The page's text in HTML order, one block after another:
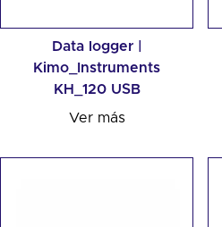
Data logger |
Kimo_Instruments
KH_120 USB
Ver más